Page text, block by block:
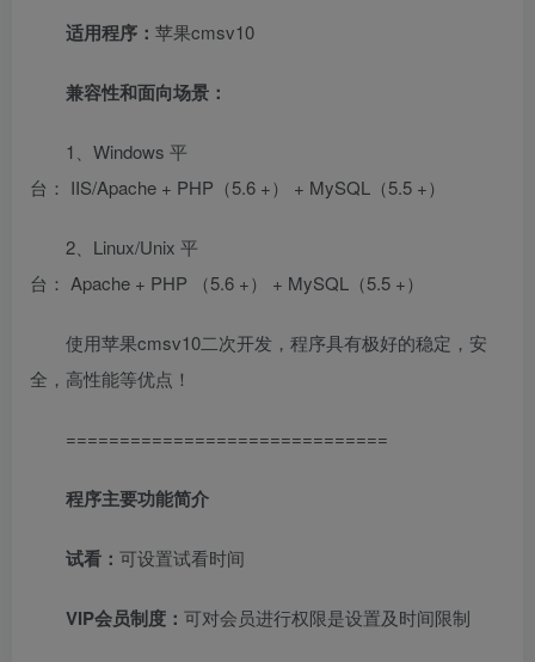
适用程序： 苹果cmsv10
兼容性和面向场景：
1、Windows 平
台： IIS/Apache + PHP（5.6 +） + MySQL（5.5 +）
2、Linux/Unix 平
台： Apache + PHP （5.6 +） + MySQL（5.5 +）
使用苹果cmsv10二次开发，程序具有极好的稳定，安
全，高性能等优点！
==============================
程序主要功能简介
试看： 可设置试看时间
VIP会员制度： 可对会员进行权限是设置及时间限制